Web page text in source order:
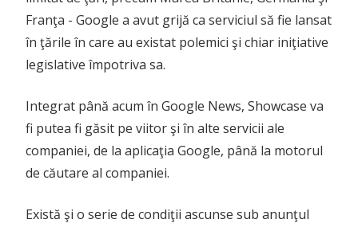
Franţa - Google a avut grijă ca serviciul să fie lansat
în ţările în care au existat polemici şi chiar iniţiative
legislative împotriva sa.
Integrat până acum în Google News, Showcase va
fi putea fi găsit pe viitor şi în alte servicii ale
companiei, de la aplicaţia Google, până la motorul
de căutare al companiei.
Există şi o serie de condiţii ascunse sub anunţul